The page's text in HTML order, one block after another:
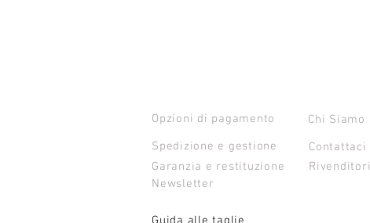
Opzioni di pagamento
Spedizione e gestione
Garanzia e restituzione
Chi Siamo
Contattaci
Rivenditori
Newsletter